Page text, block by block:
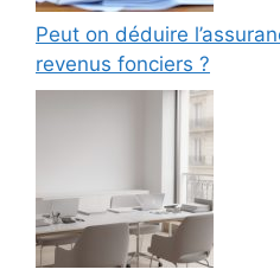
Peut on déduire
revenus fonciers ?